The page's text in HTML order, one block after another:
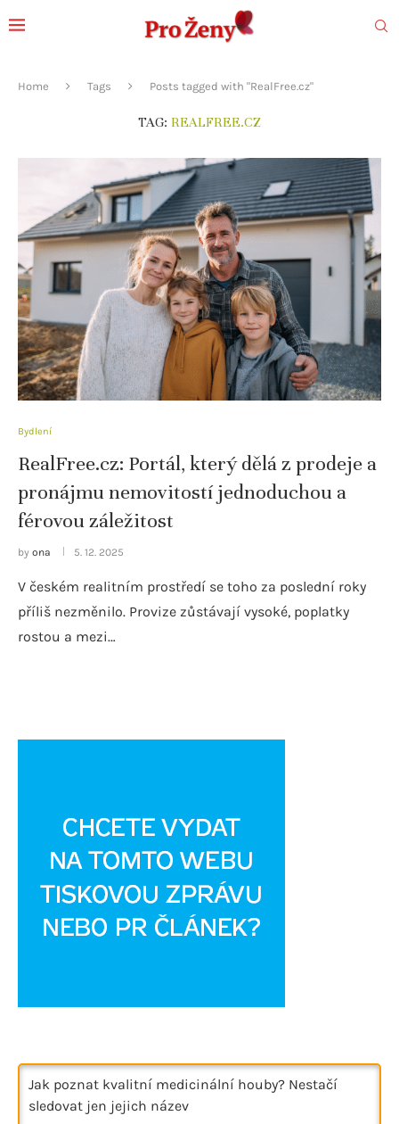
Home Tags Posts tagged with "RealFree.cz"
TAG: REALFREE.CZ
Bydlení
RealFree.cz: Portál, který dělá z prodeje a
pronájmu nemovitostí jednoduchou a
férovou záležitost
by ona 5. 12. 2025
V českém realitním prostředí se toho za poslední roky
příliš nezměnilo. Provize zůstávají vysoké, poplatky
rostou a mezi…
Jak poznat kvalitní medicinální houby? Nestačí
sledovat jen jejich název